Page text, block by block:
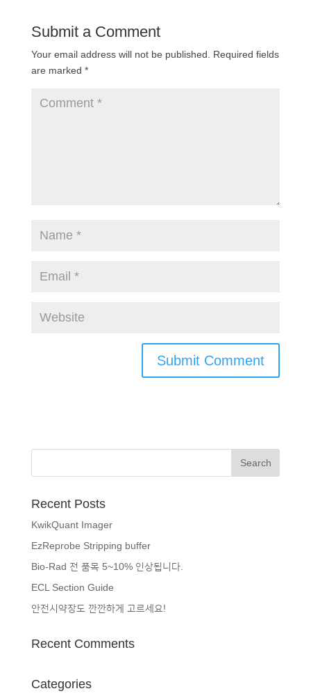
Submit a Comment
Your email address will not be published.
Required fields
are marked *
Recent Posts
KwikQuant Imager
EzReprobe Stripping buffer
Bio-Rad 전 품목 5~10% 인상됩니다.
ECL Section Guide
안전시약장도 깐깐하게 고르세요!
Recent Comments
Categories